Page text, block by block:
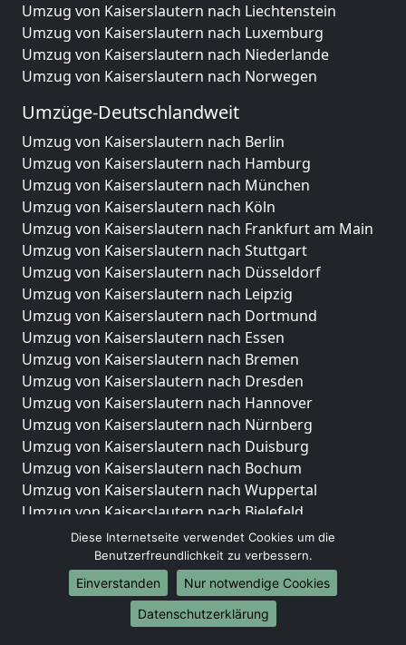
Umzug von Kaiserslautern nach Liechtenstein
Umzug von Kaiserslautern nach Luxemburg
Umzug von Kaiserslautern nach Niederlande
Umzug von Kaiserslautern nach Norwegen
Umzüge-Deutschlandweit
Umzug von Kaiserslautern nach Berlin
Umzug von Kaiserslautern nach Hamburg
Umzug von Kaiserslautern nach München
Umzug von Kaiserslautern nach Köln
Umzug von Kaiserslautern nach Frankfurt am Main
Umzug von Kaiserslautern nach Stuttgart
Umzug von Kaiserslautern nach Düsseldorf
Umzug von Kaiserslautern nach Leipzig
Umzug von Kaiserslautern nach Dortmund
Umzug von Kaiserslautern nach Essen
Umzug von Kaiserslautern nach Bremen
Umzug von Kaiserslautern nach Dresden
Umzug von Kaiserslautern nach Hannover
Umzug von Kaiserslautern nach Nürnberg
Umzug von Kaiserslautern nach Duisburg
Umzug von Kaiserslautern nach Bochum
Umzug von Kaiserslautern nach Wuppertal
Umzug von Kaiserslautern nach Bielefeld
Umzug von Kaiserslautern nach Bonn
Umzug von Kaiserslautern nach Münster
Internationale-Umzüge
Umzug von Kaiserslautern nach Brasilien
Diese Internetseite verwendet Cookies um die
Benutzerfreundlichkeit zu verbessern.
Einverstanden
Nur notwendige Cookies
Datenschutzerklärung